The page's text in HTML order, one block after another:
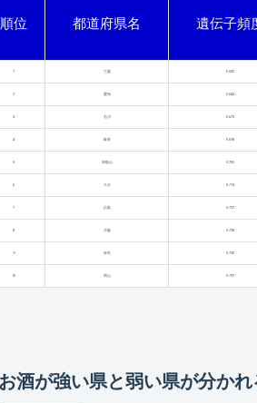
順位 都道府県名 遺伝子頻
1 三重 0.630
2 愛知 0.643
3 石川 0.673
4 岐阜 0.690
5 和歌山 0.705
6 大分 0.715
7 広島 0.727
8 大阪 0.728
9 奈良 0.730
10 岡山 0.737
お酒が強い県と弱い県が分か